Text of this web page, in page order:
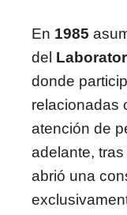
En 1985
del
donde
relacionadas
atención de
adelante,
abrió una